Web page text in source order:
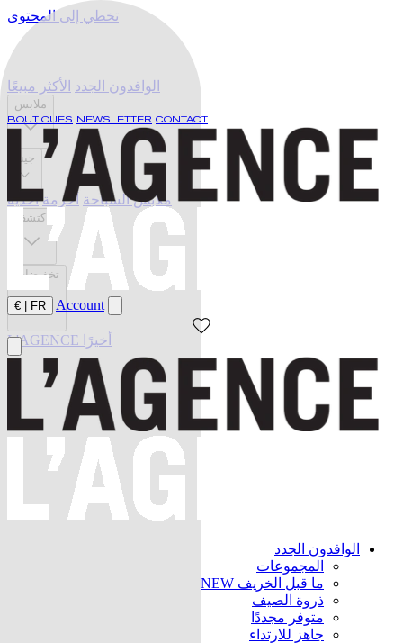
تخطي إلى المحتوى
BOUTIQUES NEWSLETTER CONTACT
FR
€ Account
الوافدون الجدد
المجموعات
ما قبل الخريف NEW
ذروة الصيف
متوفر مجددًا
جاهز للارتداء
الوافدون الجدد الأكثر مبيعًا
ملابس
جينز
ملابس السباحة أحزمة أحذية
اكتشف
تخفيضات
L'AGENCE أخيرًا